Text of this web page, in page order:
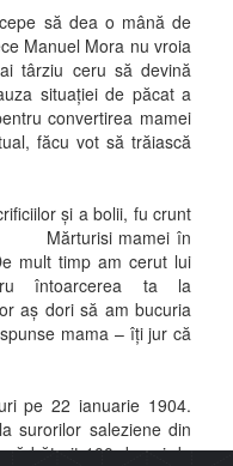
să dea o mână de
Manuel Mora nu vroia
târziu ceru să devină
situaţiei de păcat a
convertirea mamei
făcu vot să trăiască
şi a bolii, fu crunt
Mărturisi mamei în
mult timp am cerut lui
întoarcerea ta la
aş dori să am bucuria
mama – îţi jur că
22 ianuarie 1904.
surorilor saleziene din
100 de ani de